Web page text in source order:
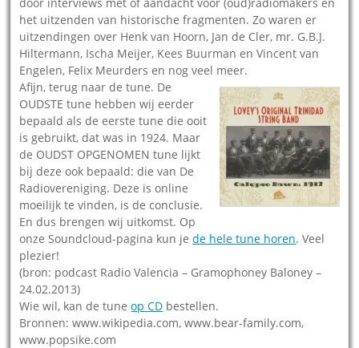
het uitzenden van historische fragmenten. Zo waren er
uitzendingen over Henk van Hoorn, Jan de Cler, mr. G.B.J.
Hiltermann, Ischa Meijer, Kees Buurman en Vincent van
Engelen, Felix Meurders en nog veel meer.
Afijn, terug naar de tune. De
OUDSTE tune hebben wij eerder
bepaald als de eerste tune die ooit
is gebruikt, dat was in 1924. Maar
de OUDST OPGENOMEN tune lijkt
bij deze ook bepaald: die van De
Radiovereniging. Deze is online
moeilijk te vinden, is de conclusie.
En dus brengen wij uitkomst. Op
onze Soundcloud-pagina kun jede hele tune horen. Veel
plezier!
(bron: podcast Radio Valencia – Gramophoney Baloney –
24.02.2013)
Wie wil, kan de tuneop CD bestellen.
Bronnen: www.wikipedia.com, www.bear-family.com,
www.popsike.com